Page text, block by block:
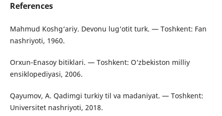
References
Mahmud Koshg‘ariy. Devonu lug‘otit turk. — Toshkent: Fan
nashriyoti, 1960.
Orxun-Enasoy bitiklari. — Toshkent: O‘zbekiston milliy
ensiklopediyasi, 2006.
Qayumov, A. Qadimgi turkiy til va madaniyat. — Toshkent:
Universitet nashriyoti, 2018.